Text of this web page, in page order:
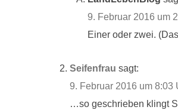
9. Februar 2016 um
Einer oder zwei.
Seifenfrau sagt:
9. Februar 2016 um 8:03
…so geschrieben klingt